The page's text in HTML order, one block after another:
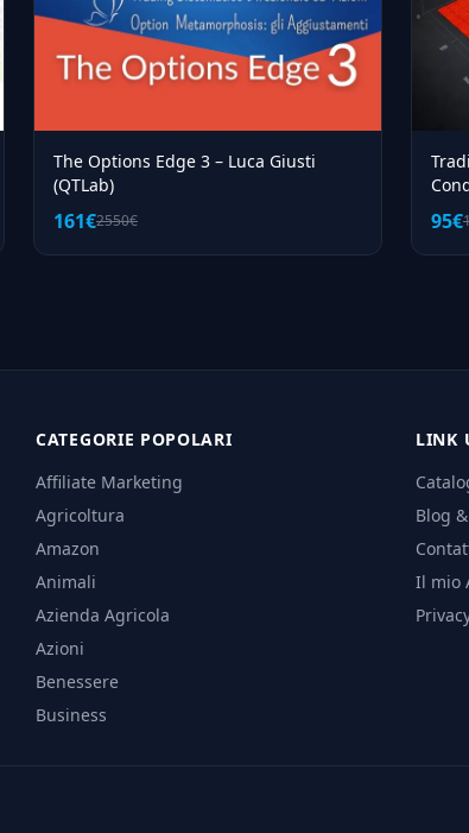
The Options Edge 3 – Luca Giusti
(QTLab)
161€2550€ 95€
CATEGORIE POPOLARI
Affiliate Marketing
Agricoltura
Amazon
Animali
Azienda Agricola
Azioni
Benessere
Business
LINK
Blog
Il mio